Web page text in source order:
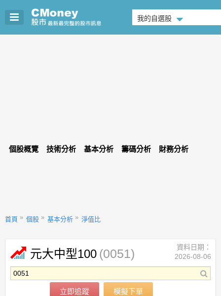
我的自選股
個股概覽 技術分析 基本分析 籌碼分析 財務分析
首頁 個股 基本分析 淨值比
元大中型100 (0051)
立即追蹤 模擬下單
資料日期：
2026-08-06